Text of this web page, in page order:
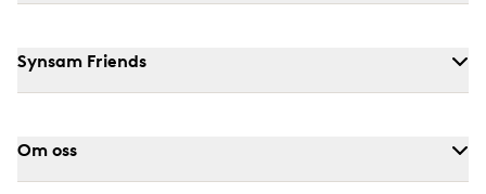
Synsam Friends
Om oss